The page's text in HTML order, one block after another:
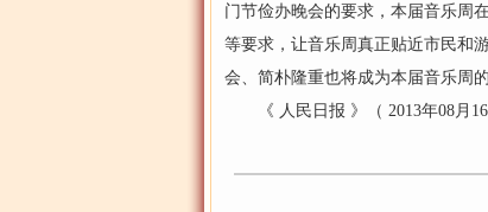
门节俭办晚会的要求，本届音乐周
等要求，让音乐周真正贴近市民和
会、简朴隆重也将成为本届音乐周的
《 人民日报 》（ 2013年08月16